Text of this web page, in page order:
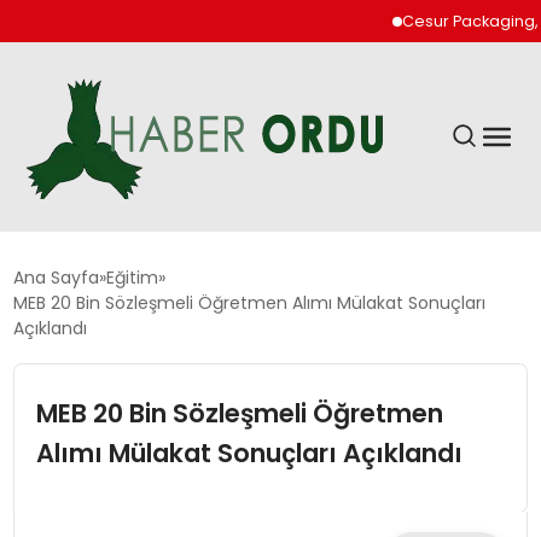
Cesur Packaging,
GÜNDEM
DÜNYA
EKONOMI
Ana Sayfa Eğitim
MEB 20 Bin Sözleşmeli Öğretmen Alımı Mülakat Sonuçları
Açıklandı
MEB 20 Bin Sözleşmeli Öğretmen
Alımı Mülakat Sonuçları Açıklandı